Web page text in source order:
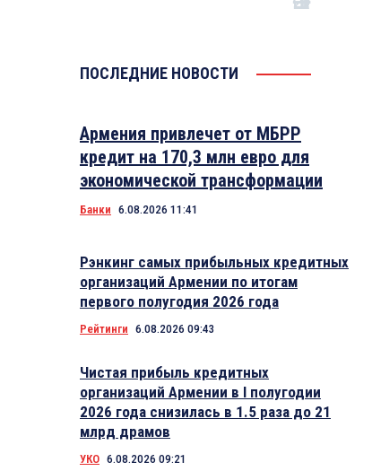
ПОСЛЕДНИЕ НОВОСТИ
Армения привлечет от МБРР
кредит на 170,3 млн евро для
экономической трансформации
Банки 6.08.2026 11:41
Рэнкинг самых прибыльных кредитных
организаций Армении по итогам
первого полугодия 2026 года
Рейтинги 6.08.2026 09:43
Чистая прибыль кредитных
организаций Армении в I полугодии
2026 года снизилась в 1.5 раза до 21
млрд драмов
УКО 6.08.2026 09:21